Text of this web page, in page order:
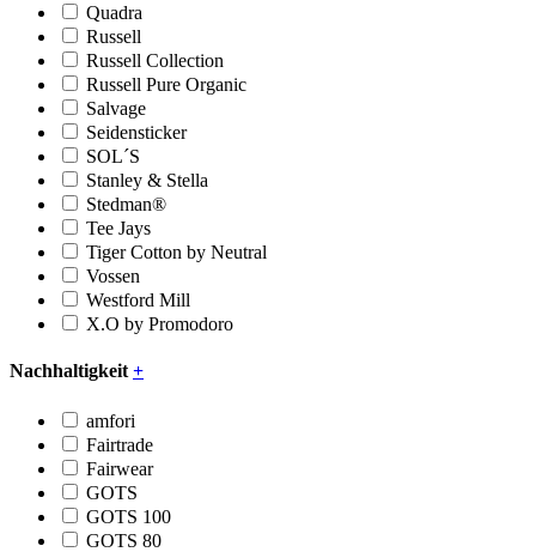
Quadra
Russell
Russell Collection
Russell Pure Organic
Salvage
Seidensticker
SOL´S
Stanley & Stella
Stedman®
Tee Jays
Tiger Cotton by Neutral
Vossen
Westford Mill
X.O by Promodoro
Nachhaltigkeit +
amfori
Fairtrade
Fairwear
GOTS
GOTS 100
GOTS 80